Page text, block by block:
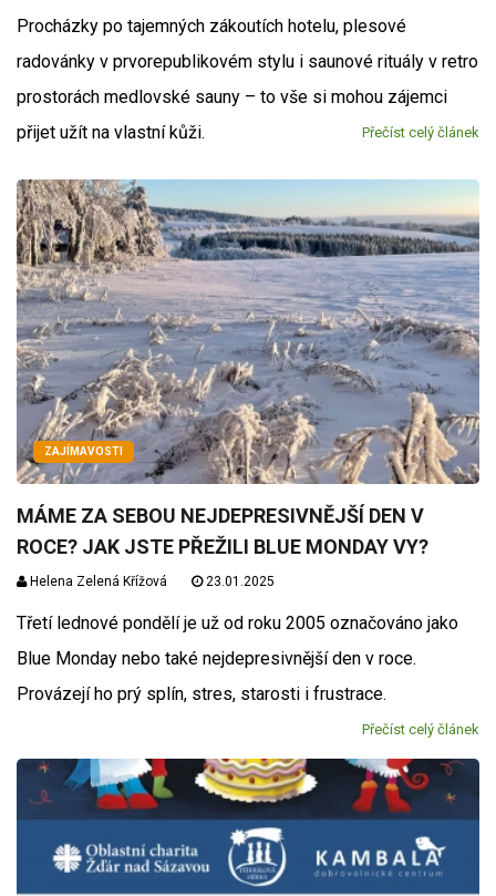
Procházky po tajemných zákoutích hotelu, plesové
radovánky v prvorepublikovém stylu i saunové rituály v retro
prostorách medlovské sauny – to vše si mohou zájemci
přijet užít na vlastní kůži.
Přečíst celý článek
ZAJÍMAVOSTI
MÁME ZA SEBOU NEJDEPRESIVNĚJŠÍ DEN V
ROCE? JAK JSTE PŘEŽILI BLUE MONDAY VY?
Helena Zelená Křížová 23.01.2025
Třetí lednové pondělí je už od roku 2005 označováno jako
Blue Monday nebo také nejdepresivnější den v roce.
Provázejí ho prý splín, stres, starosti i frustrace.
Přečíst celý článek